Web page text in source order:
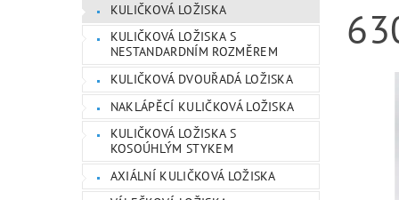
KULIČKOVÁ LOŽISKA
KULIČKOVÁ LOŽISKA S
NESTANDARDNÍM ROZMĚREM
KULIČKOVÁ DVOUŘADÁ LOŽISKA
NAKLÁPĚCÍ KULIČKOVÁ LOŽISKA
KULIČKOVÁ LOŽISKA S
KOSOÚHLÝM STYKEM
AXIÁLNÍ KULIČKOVÁ LOŽISKA